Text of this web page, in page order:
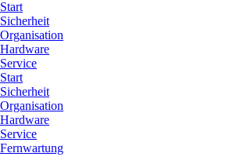
Start
Sicherheit
Organisation
Hardware
Service
Start
Sicherheit
Organisation
Hardware
Service
Fernwartung